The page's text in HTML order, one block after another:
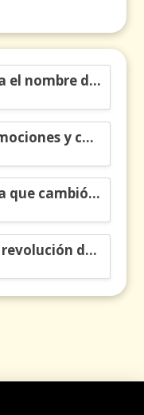
Carlos Manuel Vesga lleva el nombre de Colombia a los Emmy
Resiliencia migrante: 5 emociones y cómo gestionarlas
Tatiana Toro: colombiana que cambió la historia de las matemáticas
Ciencia colombiana en la revolución de los órganos en chips